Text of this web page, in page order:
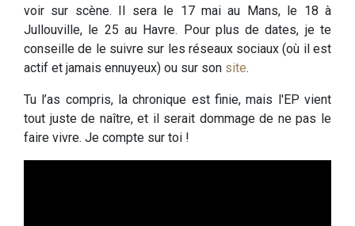
voir sur scène. Il sera le 17 mai au Mans, le 18 à
Jullouville, le 25 au Havre. Pour plus de dates, je te
conseille de le suivre sur les réseaux sociaux (où il est
actif et jamais ennuyeux) ou sur son site.
Tu l’as compris, la chronique est finie, mais l'EP vient
tout juste de naître, et il serait dommage de ne pas le
faire vivre. Je compte sur toi !